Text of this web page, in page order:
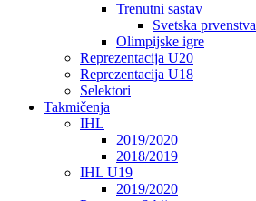
Trenutni sastav
Svetska prvenstva
Olimpijske igre
Reprezentacija U20
Reprezentacija U18
Selektori
Takmičenja
IHL
2019/2020
2018/2019
IHL U19
2019/2020